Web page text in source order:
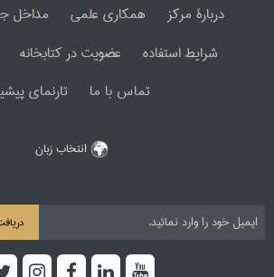
دربارۀ مرکز همکاری علمی مداخل
شرایط استفاده
عضویت در کتابخانه
تماس با ما
تارنمای
انتخاب زبان